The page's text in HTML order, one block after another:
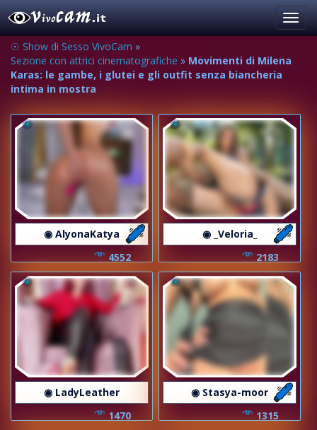
☉ Show di Sesso VivoCam »
Sezione con attrici cinematografiche » Movimenti di Milena
Karas: le gambe, i glutei e gli outfit senza biancheria
intima in mostra
◉ AlyonaKatya
4552
◉ _Veloria_
2183
◉ LadyLeather
1470
◉ Stasya-moor
1315